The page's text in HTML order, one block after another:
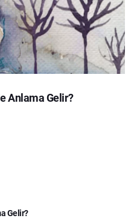
Anlama Gelir?
Gelir?